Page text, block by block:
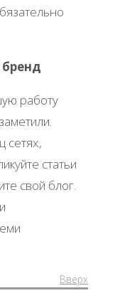
работу
сетях,
статьи
свой блог.
Вверх